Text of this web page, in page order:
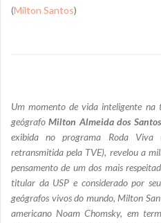
e
t
r
(Milton Santos)
Um momento de vida inteligente na
geógrafoMilton Almeida dos Santos
exibida no programa Roda
retransmitida pela TVE), revelou a
pensamento de um dos mais
titular da USP e considerado por
geógrafos vivos do mundo, Milton
americano Noam Chomsky, em